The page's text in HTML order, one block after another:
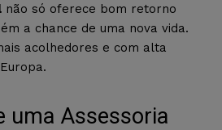
não só oferece bom retorno
a chance de uma nova vida.
acolhedores e com alta
uma Assessoria